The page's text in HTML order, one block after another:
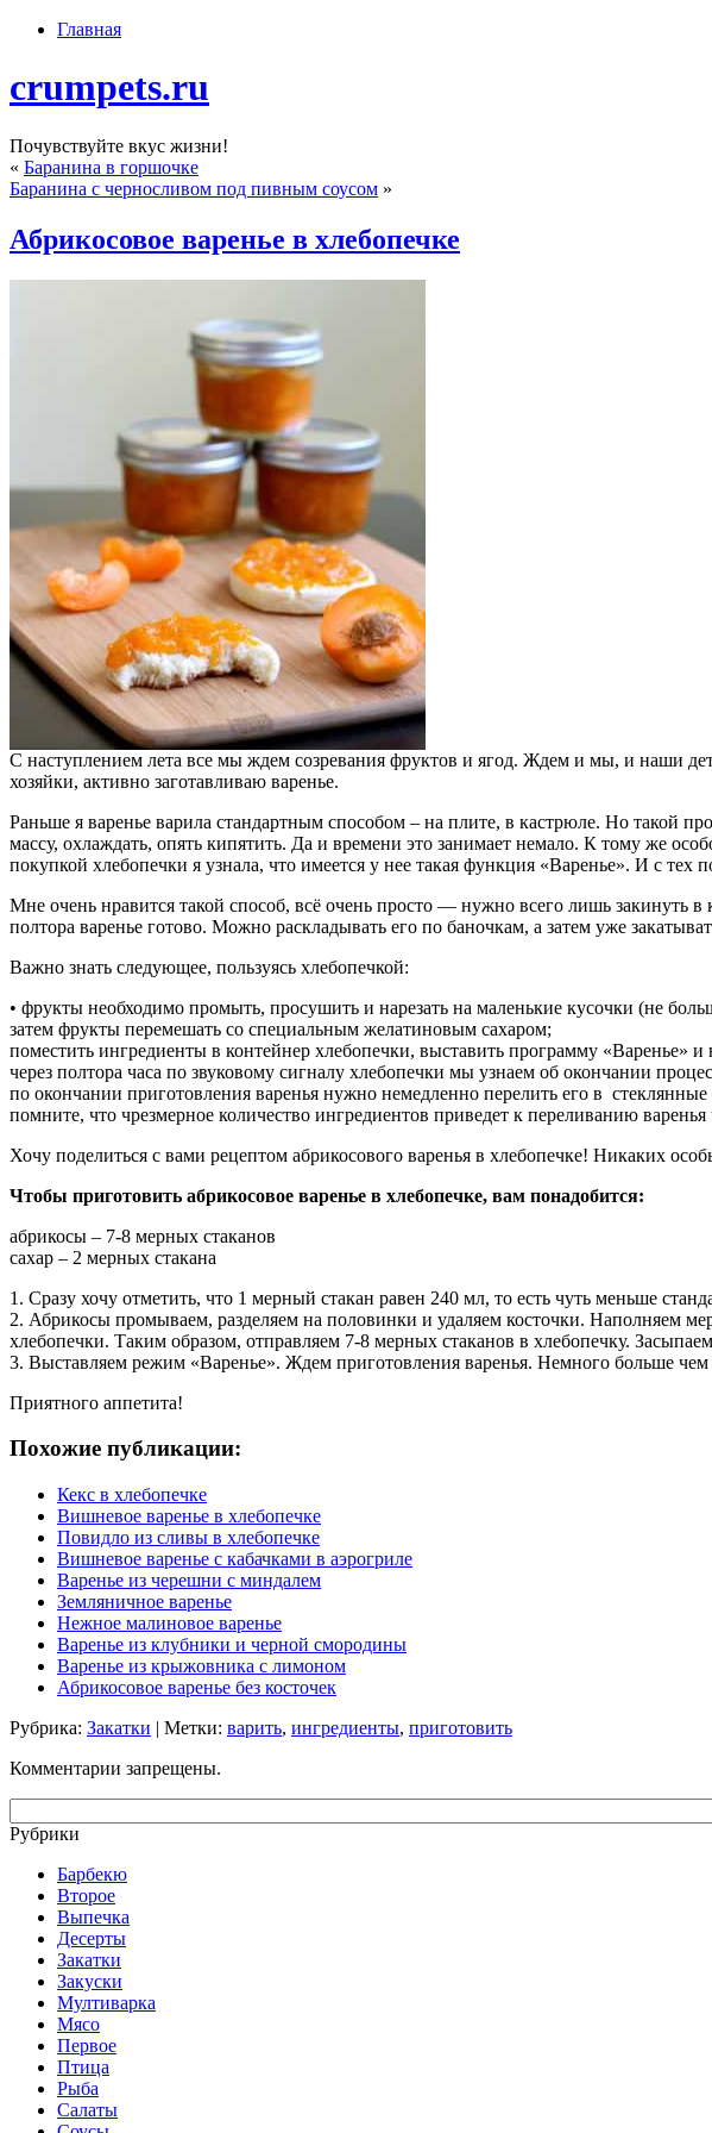
Главная
crumpets.ru
Почувствуйте вкус жизни!
« Баранина в горшочке
Баранина с черносливом под пивным соусом »
Абрикосовое варенье в хлебопечке
С наступлением лета все мы ждем созревания фруктов и ягод. Ждем и мы, и наши
хозяйки, активно заготавливаю варенье.
Раньше я варенье варила стандартным способом – на плите, в кастрюле. Но такой
массу, охлаждать, опять кипятить. Да и времени это занимает немало. К тому же
покупкой хлебопечки я узнала, что имеется у нее такая функция «Варенье». И с тех
Мне очень нравится такой способ, всё очень просто — нужно всего лишь закинуть
полтора варенье готово. Можно раскладывать его по баночкам, а затем уже
Важно знать следующее, пользуясь хлебопечкой:
• фрукты необходимо промыть, просушить и нарезать на маленькие кусочки (не
затем фрукты перемешать со специальным желатиновым сахаром;
поместить ингредиенты в контейнер хлебопечки, выставить программу «Варенье» и
через полтора часа по звуковому сигналу хлебопечки мы узнаем об окончании
по окончании приготовления варенья нужно немедленно перелить его в
помните, что чрезмерное количество ингредиентов приведет к переливанию
Хочу поделиться с вами рецептом абрикосового варенья в хлебопечке! Никаких
Чтобы приготовить абрикосовое варенье в хлебопечке, вам понадобится:
абрикосы – 7-8 мерных стаканов
сахар – 2 мерных стакана
1. Сразу хочу отметить, что 1 мерный стакан равен 240 мл, то есть чуть меньше
2. Абрикосы промываем, разделяем на половинки и удаляем косточки. Наполняем
хлебопечки. Таким образом, отправляем 7-8 мерных стаканов в хлебопечку.
3. Выставляем режим «Варенье». Ждем приготовления варенья. Немного больше чем
Приятного аппетита!
Похожие публикации:
Кекс в хлебопечке
Вишневое варенье в хлебопечке
Повидло из сливы в хлебопечке
Вишневое варенье с кабачками в аэрогриле
Варенье из черешни с миндалем
Земляничное варенье
Нежное малиновое варенье
Варенье из клубники и черной смородины
Варенье из крыжовника с лимоном
Абрикосовое варенье без косточек
Рубрика: Закатки | Метки: варить, ингредиенты, приготовить
Комментарии запрещены.
Рубрики
Барбекю
Второе
Выпечка
Десерты
Закатки
Закуски
Мултиварка
Мясо
Первое
Птица
Рыба
Салаты